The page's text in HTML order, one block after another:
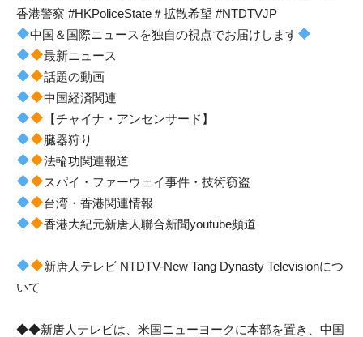
香港警察 #HKPoliceState＃拡散希望 #NTDTVJP
中国＆国際ニュースを独自の視点でお届けします
最新ニュース
話題の動画
中国経済関連
【チャイナ・アンセンサード】
臓器狩り
法輪功関連報道
スパイ・ファーウェイ事件・技術窃盗
台湾・香港関連情報
香港大紀元新唐人聯合新聞youtube頻道
新唐人テレビ NTDTV-New Tang Dynasty Televisionにつ
いて
◆◆新唐人テレビは、米国ニューヨークに本部を置き、中国